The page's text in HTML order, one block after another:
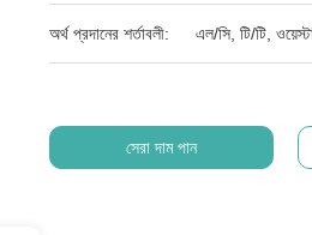
অর্থ প্রদানের শর্তাবলী: এল/সি, টি/টি,
সেরা দাম পান